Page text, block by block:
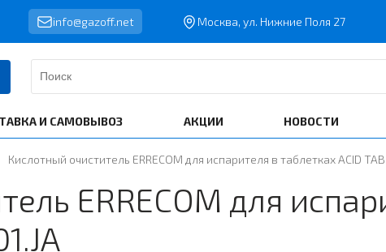
info@gazoff.net Москва, ул. Нижние Поля 27
И САМОВЫВОЗ АКЦИИ НОВОСТИ
Кислотный очиститель ERRECOM для испарителя в таблетках ACID
ERRECOM для